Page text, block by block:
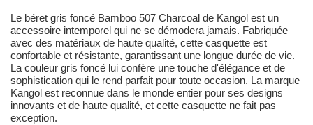
Le béret gris foncé Bamboo 507 Charcoal de Kangol est un
accessoire intemporel qui ne se démodera jamais. Fabriquée
avec des matériaux de haute qualité, cette casquette est
confortable et résistante, garantissant une longue durée de vie.
La couleur gris foncé lui confère une touche d'élégance et de
sophistication qui le rend parfait pour toute occasion. La marque
Kangol est reconnue dans le monde entier pour ses designs
innovants et de haute qualité, et cette casquette ne fait pas
exception.